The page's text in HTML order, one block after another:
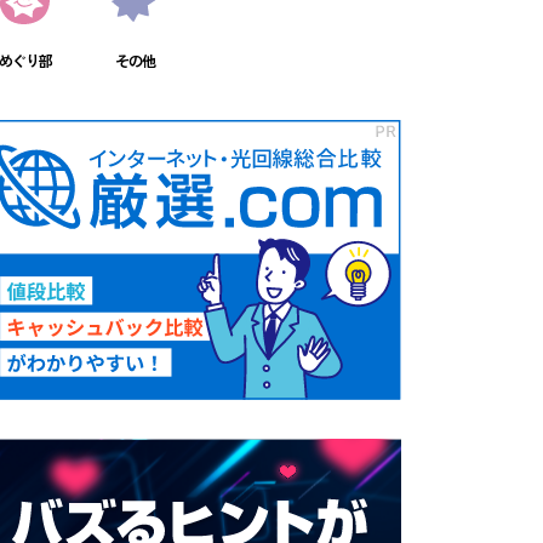
めぐり部 その他